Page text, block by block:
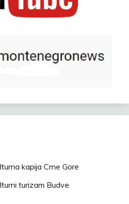
kapija Crne Gore
turizam Budve